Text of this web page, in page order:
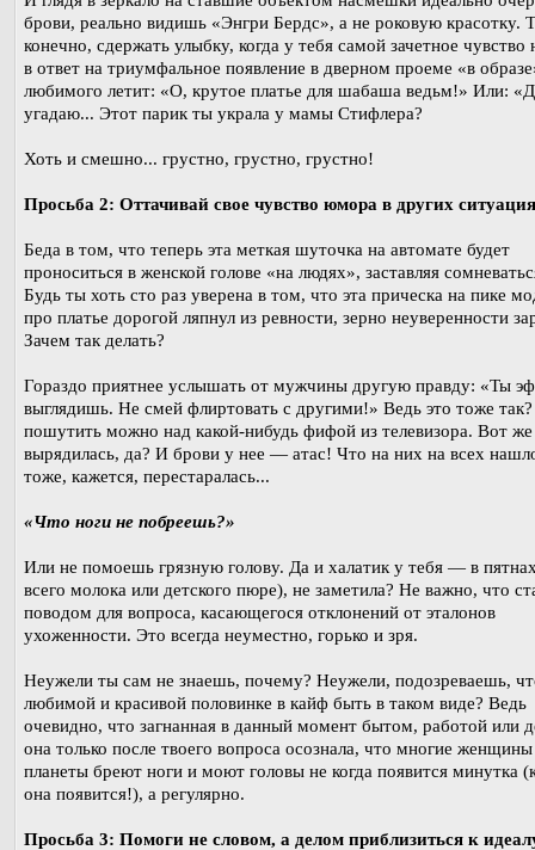
брови, реально видишь «Энгри Бердс», а не роковую красотку.
конечно, сдержать улыбку, когда у тебя самой зачетное
в ответ на триумфальное появление в дверном проеме «в
любимого летит: «О, крутое платье для шабаша ведьм!» Или:
угадаю... Этот парик ты украла у мамы Стифлера?
Хоть и смешно... грустно, грустно, грустно!
Просьба 2: Оттачивай свое чувство юмора в других
Беда в том, что теперь эта меткая шуточка на автомате будет
проноситься в женской голове «на людях», заставляя
Будь ты хоть сто раз уверена в том, что эта прическа на пике
про платье дорогой ляпнул из ревности, зерно неуверенности
Зачем так делать?
Гораздо приятнее услышать от мужчины другую правду: «Ты
выглядишь. Не смей флиртовать с другими!» Ведь это тоже
пошутить можно над какой-нибудь фифой из телевизора. Вот же
вырядилась, да? И брови у нее — атас! Что на них на всех
тоже, кажется, перестаралась...
«Что ноги не побреешь?»
Или не помоешь грязную голову. Да и халатик у тебя — в
всего молока или детского пюре), не заметила? Не важно, что
поводом для вопроса, касающегося отклонений от эталонов
ухоженности. Это всегда неуместно, горько и зря.
Неужели ты сам не знаешь, почему? Неужели, подозреваешь,
любимой и красивой половинке в кайф быть в таком виде? Ведь
очевидно, что загнанная в данный момент бытом, работой или
она только после твоего вопроса осознала, что многие женщины
планеты бреют ноги и моют головы не когда появится минутка
она появится!), а регулярно.
Просьба 3: Помоги не словом, а делом приблизиться к